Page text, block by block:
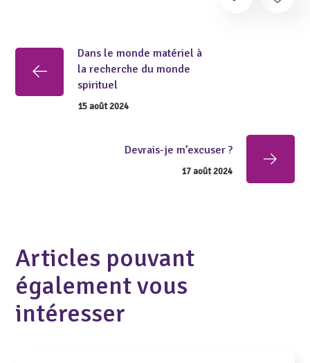
Dans le monde matériel à
la recherche du monde
spirituel
15 août 2024
Devrais-je m’excuser ?
17 août 2024
Articles pouvant
également vous
intéresser